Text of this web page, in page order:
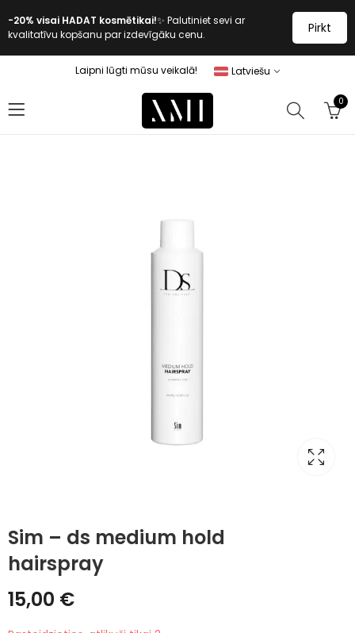
-20% visai HADAT kosmētikai!✨ Palutiniet sevi ar
kvalitatīvu kopšanu par izdevīgāku cenu.
Pirkt
Laipni lūgti mūsu veikalā! Latviešu
0
Sim – ds medium hold
hairspray
15,00 €